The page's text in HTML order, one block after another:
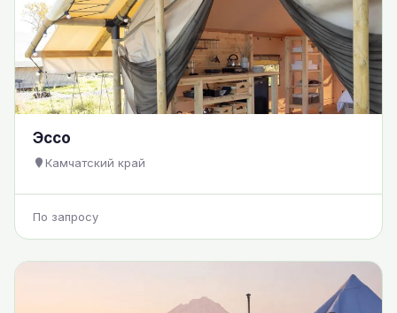
Эссо
Камчатский край
По запросу